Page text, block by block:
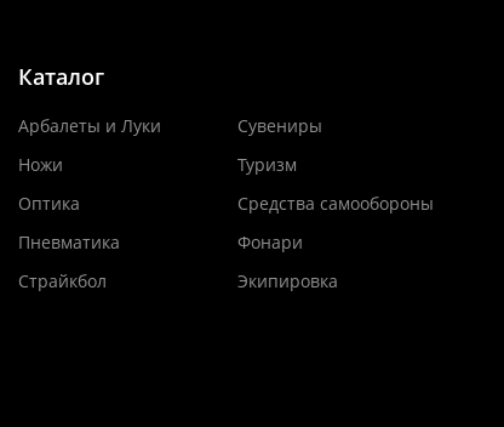
Каталог
Арбалеты и Луки
Ножи
Оптика
Пневматика
Страйкбол
Сувениры
Туризм
Средства самообороны
Фонари
Экипировка